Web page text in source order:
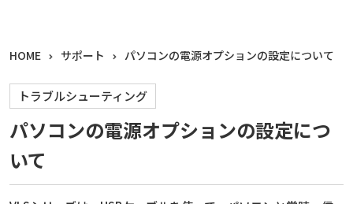
HOME サポート パソコンの電源オプションの設定について
トラブルシューティング
パソコンの電源オプションの設定につ
いて